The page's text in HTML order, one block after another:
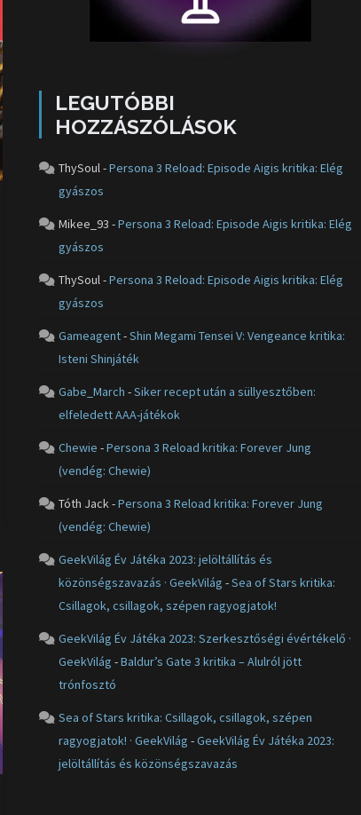
LEGUTÓBBI
HOZZÁSZÓLÁSOK
ThySoul-Persona 3 Reload: Episode Aigis kritika: Elég
gyászos
Mikee_93 -Persona 3 Reload: Episode Aigis kritika: Elég
gyászos
ThySoul-Persona 3 Reload: Episode Aigis kritika: Elég
gyászos
Gameagent-Shin Megami Tensei V: Vengeance kritika:
Isteni Shinjáték
Gabe_March -Siker recept után a süllyesztőben:
elfeledett AAA-játékok
Chewie -Persona 3 Reload kritika: Forever Jung
(vendég: Chewie)
Tóth Jack-Persona 3 Reload kritika: Forever Jung
(vendég: Chewie)
GeekVilág Év Játéka 2023: jelöltállítás és
közönségszavazás · GeekVilág -Sea of Stars kritika:
Csillagok, csillagok, szépen ragyogjatok!
GeekVilág Év Játéka 2023: Szerkesztőségi évértékelő ·
GeekVilág -Baldur’s Gate 3 kritika – Alulról jött
trónfosztó
Sea of Stars kritika: Csillagok, csillagok, szépen
ragyogjatok! · GeekVilág -GeekVilág Év Játéka 2023:
jelöltállítás és közönségszavazás